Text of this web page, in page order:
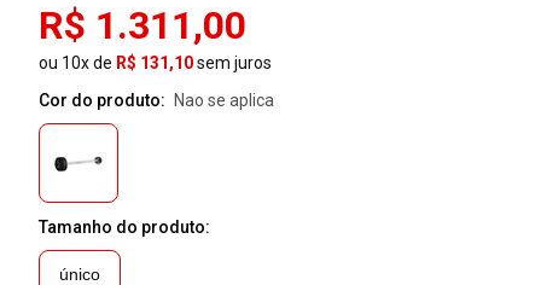
R$ 1.311,00
ou 10x de R$ 131,10sem juros
Cor do produto:
nao se aplica
Tamanho do produto:
único